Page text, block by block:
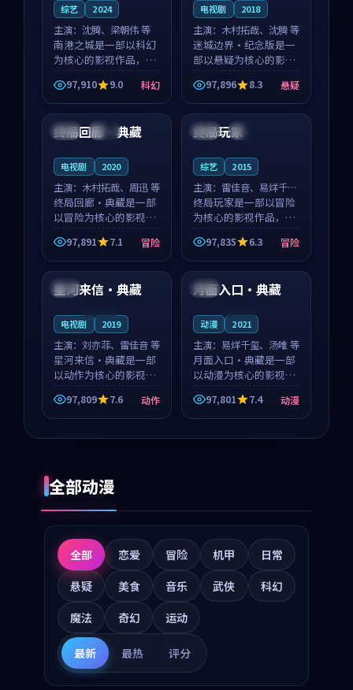
综艺 2024
主演： 沈腾、梁朝伟 等
南港之城是一部以科幻
为核心的影视作品，围
绕危机、反转与人物成
长展开，整体节奏紧
凑，值得推荐观看。
97,910 9.0 科幻
电视剧 2018
主演： 木村拓哉、沈腾 等
迷城边界·纪念版是一
部以悬疑为核心的影视
作品，围绕危机、反转
与人物成长展开，整体
节奏紧凑，值得推荐观
看。
97,896 8.3 悬疑
英国 完结
终局回廊·典藏
电视剧 2020
主演： 木村拓哉、周迅 等
终局回廊·典藏是一部
以冒险为核心的影视作
品，围绕危机、反转与
人物成长展开，整体节
奏紧凑，值得推荐观
97,891 7.1 冒险
法国 热播
终局玩家
综艺 2015
主演： 雷佳音、易烊千玺
等
终局玩家是一部以冒险
为核心的影视作品，围
绕危机、反转与人物成
长展开，整体节奏紧
凑，值得推荐观看。
97,835 6.3 冒险
英国
星河来信·典藏
电视剧 2019
主演： 刘亦菲、雷佳音 等
星河来信·典藏是一部
以动作为核心的影视作
品，围绕危机、反转与
人物成长展开，整体节
奏紧凑，值得推荐观
97,809 7.6 动作
韩国
月面入口·典藏
动漫 2021
主演： 易烊千玺、汤唯 等
月面入口·典藏是一部
以动漫为核心的影视作
品，围绕危机、反转与
人物成长展开，整体节
奏紧凑，值得推荐观
97,801 7.4 动漫
全部动漫
全部 恋爱 冒险 机甲
日常
悬疑
美食 音乐 武侠
科幻
魔法
奇幻 运动
最新 最热 评分